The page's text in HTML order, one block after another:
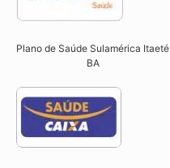
Plano de Saúde Sulamérica Itaeté
BA